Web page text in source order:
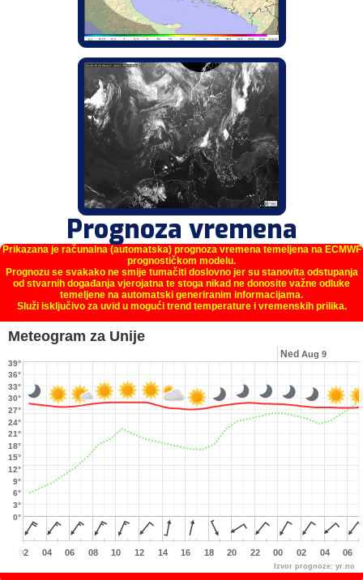
Prognoza vremena
Prikazana je računalna (automatska) prognoza vremena temeljena na ECMWF
prognostičkom modelu.
Prognozu se svakako ne smije tumačiti doslovno jer su stanovita odstupanja
od stvarnih događanja vjerojatna te stoga nikad ne donosite važne odluke
temeljene na automatski generiranim informacijama.
Služi isključivo za uvid u mogući trend temperature i vremenskih prilika.
Izvor prognoze: yr.no
Meteogram za Unije
0°
3°
6°
9°
12°
15°
18°
21°
24°
27°
30°
33°
36°
39°
02 04 06 08 10 12 14 16 18 20 22 00 02 04 06
Ned Aug 9